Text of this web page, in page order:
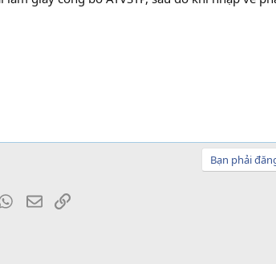
Bạn phải
WhatsApp
EmailLink